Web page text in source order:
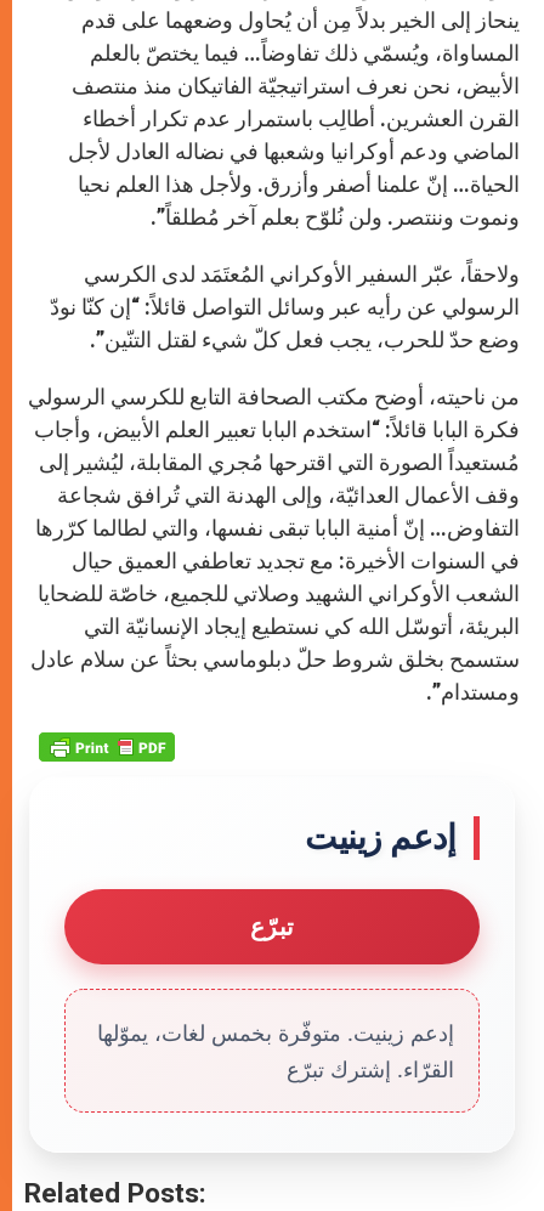
ينحاز إلى الخير بدلاً مِن أن يُحاول وضعهما على قدم
المساواة، ويُسمّي ذلك تفاوضاً… فيما يختصّ بالعلم
الأبيض، نحن نعرف استراتيجيّة الفاتيكان منذ منتصف
القرن العشرين. أطالِب باستمرار عدم تكرار أخطاء
الماضي ودعم أوكرانيا وشعبها في نضاله العادل لأجل
الحياة… إنّ علمنا أصفر وأزرق. ولأجل هذا العلم نحيا
ونموت وننتصر. ولن نُلوّح بعلم آخر مُطلقاً”.
ولاحقاً، عبّر السفير الأوكراني المُعتَمَد لدى الكرسي
الرسولي عن رأيه عبر وسائل التواصل قائلاً: “إن كنّا نودّ
وضع حدّ للحرب، يجب فعل كلّ شيء لقتل التنّين”.
من ناحيته، أوضح مكتب الصحافة التابع للكرسي الرسولي
فكرة البابا قائلاً: “استخدم البابا تعبير العلم الأبيض، وأجاب
مُستعيداً الصورة التي اقترحها مُجري المقابلة، ليُشير إلى
وقف الأعمال العدائيّة، وإلى الهدنة التي تُرافق شجاعة
التفاوض… إنّ أمنية البابا تبقى نفسها، والتي لطالما كرّرها
في السنوات الأخيرة: مع تجديد تعاطفي العميق حيال
الشعب الأوكراني الشهيد وصلاتي للجميع، خاصّة للضحايا
البريئة، أتوسّل الله كي نستطيع إيجاد الإنسانيّة التي
ستسمح بخلق شروط حلّ دبلوماسي بحثاً عن سلام عادل
ومستدام”.
إدعم زينيت
تبرّع
إدعم زينيت. متوفّرة بخمس لغات، يموّلها
القرّاء. إشترك تبرّع
Related Posts: